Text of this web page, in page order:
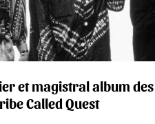
et magistral album des
Called Quest